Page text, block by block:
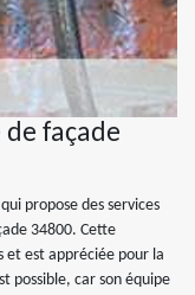
façade
propose des services
34800. Cette
et est appréciée pour la
possible, car son équipe